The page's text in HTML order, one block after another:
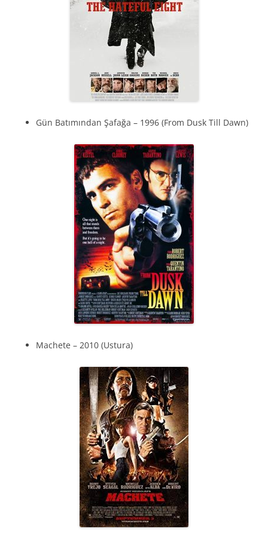
Gün Batımından Şafağa – 1996 (From Dusk Till Dawn)
Machete – 2010 (Ustura)